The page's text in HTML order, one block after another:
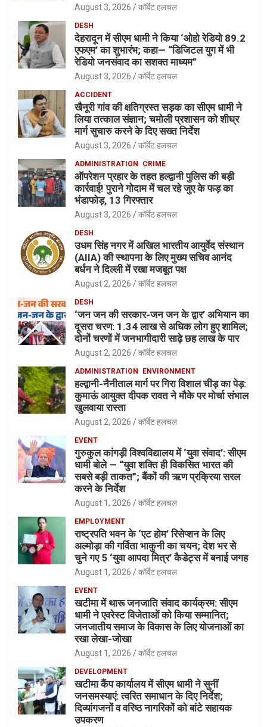
August 3, 2026 कॉर्बेट हलचल
DESH
देहरादून में सीएम धामी ने किया ‘ओहो रेडियो 89.2
एफएम’ का शुभारंभ; कहा— “डिजिटल युग में भी
रेडियो जनसंवाद का सशक्त माध्यम”
August 3, 2026 कॉर्बेट हलचल
ACCIDENT
खैनूरी गांव की क्षतिग्रस्त सड़क का सीएम धामी ने
लिया तत्काल संज्ञान; चमोली प्रशासन को शीघ्र
मार्ग सुचारु करने के दिए सख्त निर्देश
August 3, 2026 कॉर्बेट हलचल
ADMINISTRATION CRIME
ऑपरेशन प्रहार के तहत हल्द्वानी पुलिस की बड़ी
कार्रवाई! पुराने गोदाम में चल रहे जुए के फड़ का
भंडाफोड़, 13 गिरफ्तार
August 3, 2026 कॉर्बेट हलचल
DESH
उधम सिंह नगर में अखिल भारतीय आयुर्वेद संस्थान
(AIIA) की स्थापना के लिए मुख्य सचिव आनंद
बर्धन ने दिल्ली में रखा मजबूत पक्ष
August 2, 2026 कॉर्बेट हलचल
DESH
‘जन जन की सरकार-जन जन के द्वार’ अभियान का
दूसरा चरण: 1.34 लाख से अधिक लोग हुए शामिल;
दोनों चरणों में जनभागीदारी साढ़े छह लाख के पार
August 2, 2026 कॉर्बेट हलचल
ADMINISTRATION ENVIRONMENT
हल्द्वानी-नैनीताल मार्ग पर गिरा विशाल चीड़ का पेड़:
कुमाऊं आयुक्त दीपक रावत ने मौके पर मोर्चा संभाल
खुलवाया रास्ता
August 2, 2026 कॉर्बेट हलचल
EVENT
गुरुकुल कांगड़ी विश्वविद्यालय में ‘युवा संवाद’: सीएम
धामी बोले — “युवा शक्ति ही विकसित भारत की
सबसे बड़ी ताकत”; बैंकों की ऋण प्रक्रिया सरल
करने के निर्देश
August 1, 2026 कॉर्बेट हलचल
EMPLOYMENT
राष्ट्रपति भवन के ‘एट होम’ रिसेप्शन के लिए
अल्मोड़ा की गर्विता भाकुनी का चयन; देश भर से
चुने गए 5 ‘युवा आपदा मित्र’ कैडेट्स में बनाई जगह
August 1, 2026 कॉर्बेट हलचल
EVENT
खटीमा में थारू जनजाति संवाद कार्यक्रम: सीएम
धामी ने एवरेस्ट विजेताओं को किया सम्मानित;
जनजातीय समाज के विकास के लिए योजनाओं का
रखा लेखा-जोखा
August 1, 2026 कॉर्बेट हलचल
DEVELOPMENT
खटीमा कैंप कार्यालय में सीएम धामी ने सुनीं
जनसमस्याएं: त्वरित समाधान के दिए निर्देश;
दिव्यांगजनों व वरिष्ठ नागरिकों को बांटे सहायक
उपकरण